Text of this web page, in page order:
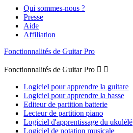
Qui sommes-nous ?
Presse
Aide
Affiliation
Fonctionnalités de Guitar Pro
Fonctionnalités de Guitar Pro  
Logiciel pour apprendre la guitare
Logiciel pour apprendre la basse
Editeur de partition batterie
Lecteur de partition piano
Logiciel d'apprentissage du ukulélé
Logiciel de notation musicale